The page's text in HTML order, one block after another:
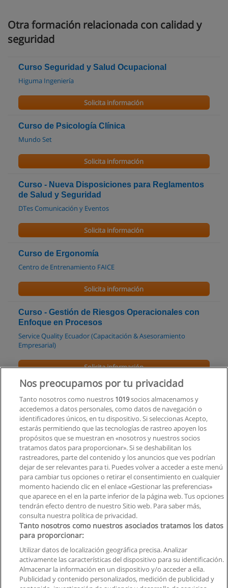
Otra formación relacionada con calidad y
seguridad
Curso Seguridad y Salud Ocupacional
Higuma Ingeniería
Solicita información
Curso de Psicología Clínica
Mundo Set
Solicita información
Curso - Nueva Disposiciones para Reglamentos
de Salud y Seguridad
DTes Comunicación y Eventos
Solicita información
Curso de Ergonomía
Centro de Entrenamiento FAICE
Solicita información
Curso - Gestión de Riesgos Operacionales con
Enfoque en Procesos
Service Quality Ecuador (Capacitación & Asesoramiento
Empresarial)
Solicita información
Curso - Consultor Internacional de Seguridad
Universidad Mundial de la Seguridad - U.M.S.
Solicita información
Curso Prevención Riesgos Laborales
GestionaEc
Solicita información
Privacidad de datos
Contactar con Educaedu
Nos preocupamos por tu privacidad
Tanto nosotros como nuestros 1019socios almacenamos y
accedemos a datos personales, como datos de navegación o
identificadores únicos, en tu dispositivo. Si seleccionas Acepto,
estarás permitiendo que las tecnologías de rastreo apoyen los
propósitos que se muestran en «nosotros y nuestros socios
tratamos datos para proporcionar». Si se deshabilitan los
rastreadores, parte del contenido y los anuncios que ves podrían
dejar de ser relevantes para ti. Puedes volver a acceder a este menú
para cambiar tus opciones o retirar el consentimiento en cualquier
momento haciendo clic en el enlace «Gestionar las preferencias»
que aparece en el en la parte inferior de la página web. Tus opciones
tendrán efecto dentro de nuestro Sitio web. Para saber más,
consulta nuestra política de privacidad.
Tanto nosotros como nuestros asociados tratamos los datos
para proporcionar:
Utilizar datos de localización geográfica precisa. Analizar
activamente las características del dispositivo para su identificación.
Almacenar la información en un dispositivo y/o acceder a ella.
Publicidad y contenido personalizados, medición de publicidad y